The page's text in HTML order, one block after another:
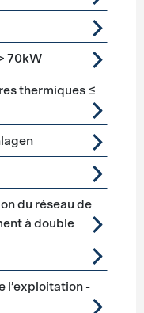
70kW
thermiques ≤
du réseau de
à double
l’exploitation -